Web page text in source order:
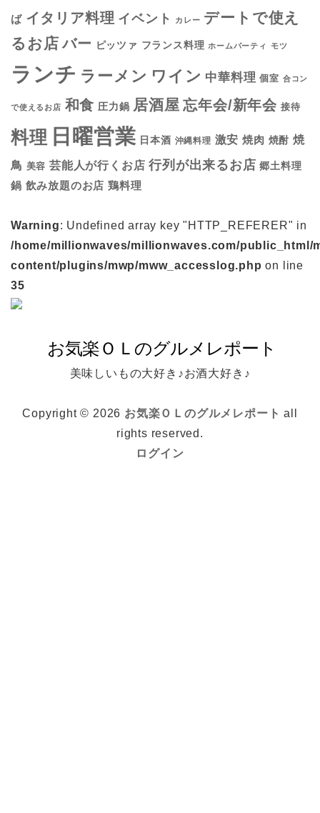
ば イタリア料理 イベント カレー デートで使え
るお店 バー ピッツァ フランス料理 ホームパーティ モツ
ランチ ラーメン ワイン 中華料理 個室 合コン
で使えるお店 和食 圧力鍋 居酒屋 忘年会/新年会 接待
料理 日曜営業 日本酒 沖縄料理 激安 焼肉 焼酎 焼
鳥 美容 芸能人が行くお店 行列が出来るお店 郷土料理
鍋 飲み放題のお店 鶏料理
Warning: Undefined array key "HTTP_REFERER" in
/home/millionwaves/millionwaves.com/public_html/
content/plugins/mwp/mww_accesslog.php on line
35
美味しいもの大好き♪お酒大好き♪
Copyright © 2026 お気楽ＯＬのグルメレポート all
rights reserved.
ログイン